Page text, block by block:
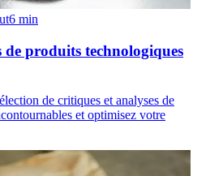
6 min
de produits technologiques
de critiques et analyses de
et optimisez votre